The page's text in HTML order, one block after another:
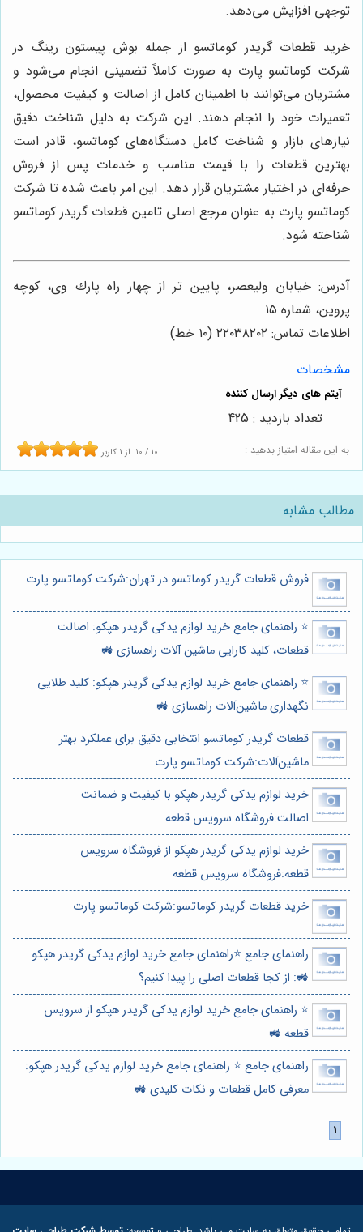
توجهی افزایش می‌دهد.
خرید قطعات گریدر کوماتسو از جمله بوش پیستون رینگ در
شرکت کوماتسو پارت به صورت کاملاً تضمینی انجام می‌شود و
مشتریان می‌توانند با اطمینان کامل از اصالت و کیفیت محصول،
تعمیرات خود را انجام دهند. این شرکت به دلیل شناخت دقیق
نیازهای بازار و شناخت کامل دستگاه‌های کوماتسو، قادر است
بهترین قطعات را با قیمت مناسب و خدمات پس از فروش
حرفه‌ای در اختیار مشتریان قرار دهد. این امر باعث شده تا شرکت
کوماتسو پارت به عنوان مرجع اصلی تامین قطعات گریدر کوماتسو
شناخته شود.
آدرس: خيابان وليعصر، پايين تر از چهار راه پارك وى، كوچه
پروين، شماره ١٥
اطلاعات تماس: ٢٢٠٣٨٢٠٢ (١٠ خط)
مشخصات
به این مقاله امتیاز بدهید : 10 / 10 از 1 کاربر
تعداد بازدید : 425
مطالب مشابه
فروش قطعات گریدر کوماتسو در تهران:شرکت کوماتسو پارت
⭐️ راهنمای جامع خرید لوازم یدکی گریدر هپکو: اصالت
قطعات، کلید کارایی ماشین آلات راهسازی 🚜
⭐️ راهنمای جامع خرید لوازم یدکی گریدر هپکو: کلید طلایی
نگهداری ماشین‌آلات راهسازی 🚜
قطعات گریدر کوماتسو انتخابی دقیق برای عملکرد بهتر
ماشین‌آلات:شرکت کوماتسو پارت
خرید لوازم يدكى گريدر هپكو با کیفیت و ضمانت
اصالت:فروشگاه سرویس قطعه
خرید لوازم يدكى گريدر هپكو از فروشگاه سرویس
قطعه:فروشگاه سرویس قطعه
خرید قطعات گریدر کوماتسو:شرکت کوماتسو پارت
راهنمای جامع ⭐️راهنمای جامع خرید لوازم یدکی گریدر هپکو
🚜: از کجا قطعات اصلی را پیدا کنیم؟
⭐️ راهنمای جامع خرید لوازم یدکی گریدر هپکو از سرویس
قطعه 🚜
راهنمای جامع ⭐️ راهنمای جامع خرید لوازم یدکی گریدر هپکو:
معرفی کامل قطعات و نکات کلیدی 🚜